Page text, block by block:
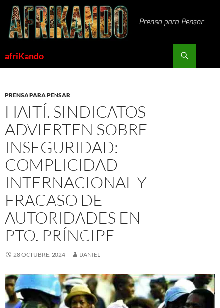
Saltar
contenido
afriKando
PRENSA PARA PENSAR
HAITÍ. SINDICATOS
ADVIERTEN SOBRE
INSEGURIDAD:
COMPLICIDAD
INTERNACIONAL Y
FRACASO DE
AUTORIDADES EN
PTO. PRÍNCIPE
28 OCTUBRE, 2024 DANIEL